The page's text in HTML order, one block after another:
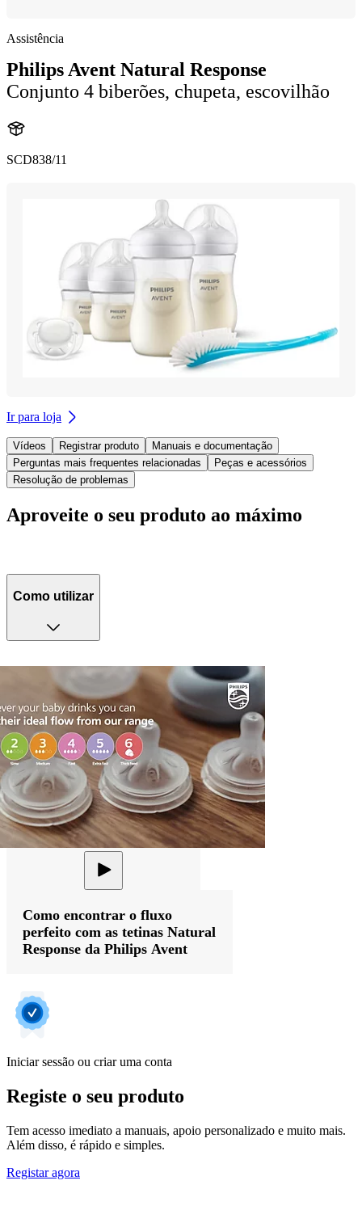
Assistência
Philips Avent Natural Response
Conjunto 4 biberões, chupeta, escovilhão
SCD838/11
Ir para loja
Vídeos Registrar produto
Manuais e documentação
Perguntas mais frequentes relacionadas
Peças e acessórios
Resolução de problemas
Aproveite o seu produto ao máximo
Como utilizar
Como encontrar o fluxo
perfeito com as tetinas Natural
Response da Philips Avent
Iniciar sessão ou criar uma conta
Registe o seu produto
Tem acesso imediato a manuais, apoio personalizado e muito mais.
Além disso, é rápido e simples.
Registar agora